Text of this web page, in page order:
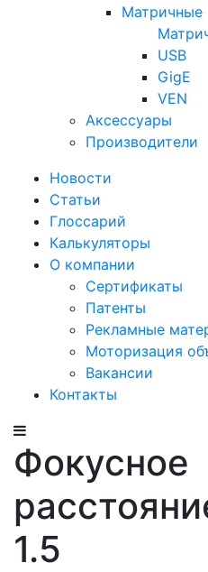
Матричные
USB
GigE
VEN
Аксессуары
Производители
Новости
Статьи
Глоссарий
Калькуляторы
О компании
Сертификаты
Патенты
Рекламные
Моторизация
Вакансии
Контакты
Фокусное
1.5